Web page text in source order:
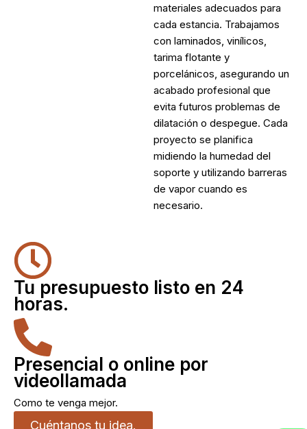
materiales adecuados para
cada estancia. Trabajamos
con laminados, vinílicos,
tarima flotante y
porcelánicos, asegurando un
acabado profesional que
evita futuros problemas de
dilatación o despegue. Cada
proyecto se planifica
midiendo la humedad del
soporte y utilizando barreras
de vapor cuando es
necesario.
Tu presupuesto listo en 24
horas.
Presencial o online por
videollamada
Como te venga mejor.
Cuéntanos tu idea.